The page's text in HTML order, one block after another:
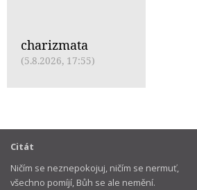
charizmata
(5.8.2026, 17:55)
Citát
Ničím se neznepokojuj, ničím se nermuť,
všechno pomíjí, Bůh se ale nemění.